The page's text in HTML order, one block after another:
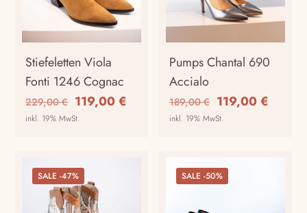
Stiefeletten Viola
Fonti 1246 Cognac
229,00€ Ursprünglicher
Preis
119,00€ Aktueller
inkl. 19% MwSt.
weist
mehrere
Varianten
Pumps Chantal 690
Accialo
189,00€ Ursprünglicher
Preis
119,00€
inkl. 19% MwSt.
weist
Varianten
SALE -47% SALE -50%